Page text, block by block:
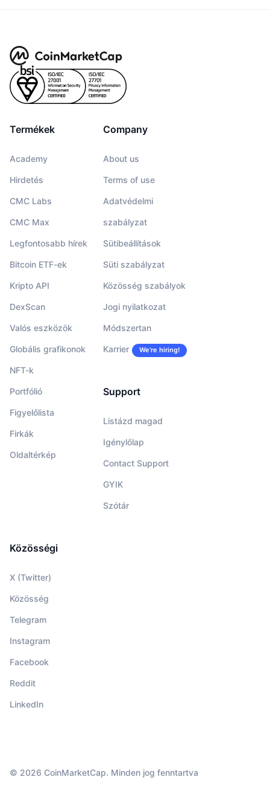
Termékek
Academy
Hirdetés
CMC Labs
CMC Max
Legfontosabb hírek
Bitcoin ETF-ek
Kripto API
DexScan
Valós eszközök
Globális grafikonok
NFT-k
Portfólió
Figyelőlista
Firkák
Oldaltérkép
Company
About us
Terms of use
Adatvédelmi
szabályzat
Sütibeállítások
Süti szabályzat
Közösség szabályok
Jogi nyilatkozat
Módszertan
Karrier We’re hiring!
Support
Listázd magad
Igénylőlap
Contact Support
GYIK
Szótár
Közösségi
X (Twitter)
Közösség
Telegram
Instagram
Facebook
Reddit
LinkedIn
© 2026 CoinMarketCap. Minden jog fenntartva